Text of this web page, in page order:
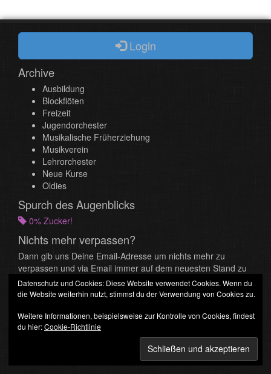
Login
Archive
Ausbildung
Blockflöten
Freizeit
Jugendorchester
Musikalische Früherziehung
Musikverein
Lehrorchester
Neue Kurse
Oldies
Spurch des Augenblicks
0% Zucker!
Nichts mehr verpassen?
Dann gib uns Deine Email-Adresse um nichts mehr zu
verpassen und via Email immer auf dem neuesten Stand zu
bleiben.
E-
Adresse
Abonnieren
Impressum und Datenschutz
Datenschutz und Cookies: Diese Website verwendet Cookies. Wenn du
die Website weiterhin nutzt, stimmst du der Verwendung von Cookies zu.
Weitere Informationen, beispielsweise zur Kontrolle von Cookies, findest
du hier:Cookie-Richtlinie